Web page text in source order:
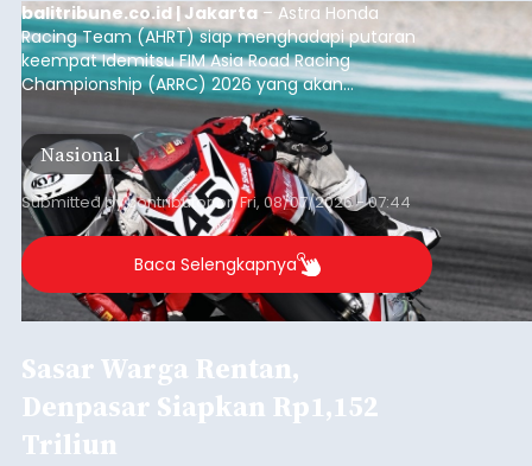
balitribune.co.id | Jakarta – Astra Honda
Racing Team (AHRT) siap menghadapi putaran
keempat Idemitsu FIM Asia Road Racing
Championship (ARRC) 2026 yang akan
berlangsung di Pertamina Mandalika
International Circuit, Lombok, Nusa Tenggara
Barat, pada 7–9 Agustus 2026.
Nasional
Submitted bycontributoronFri, 08/07/2026 - 07:44
Baca Selengkapnya
Sasar Warga Rentan,
Denpasar Siapkan Rp1,152
Triliun